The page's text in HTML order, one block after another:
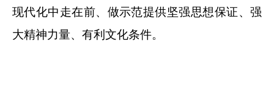
现代化中走在前、做示范提供坚强思想保证、强
大精神力量、有利文化条件。